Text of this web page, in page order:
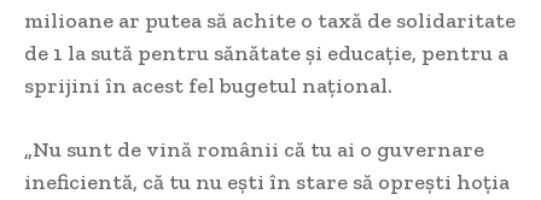
milioane ar putea să achite o taxă de solidaritate
de 1 la sută pentru sănătate şi educaţie, pentru a
sprijini în acest fel bugetul naţional.
„Nu sunt de vină românii că tu ai o guvernare
ineficientă, că tu nu eşti în stare să opreşti hoţia